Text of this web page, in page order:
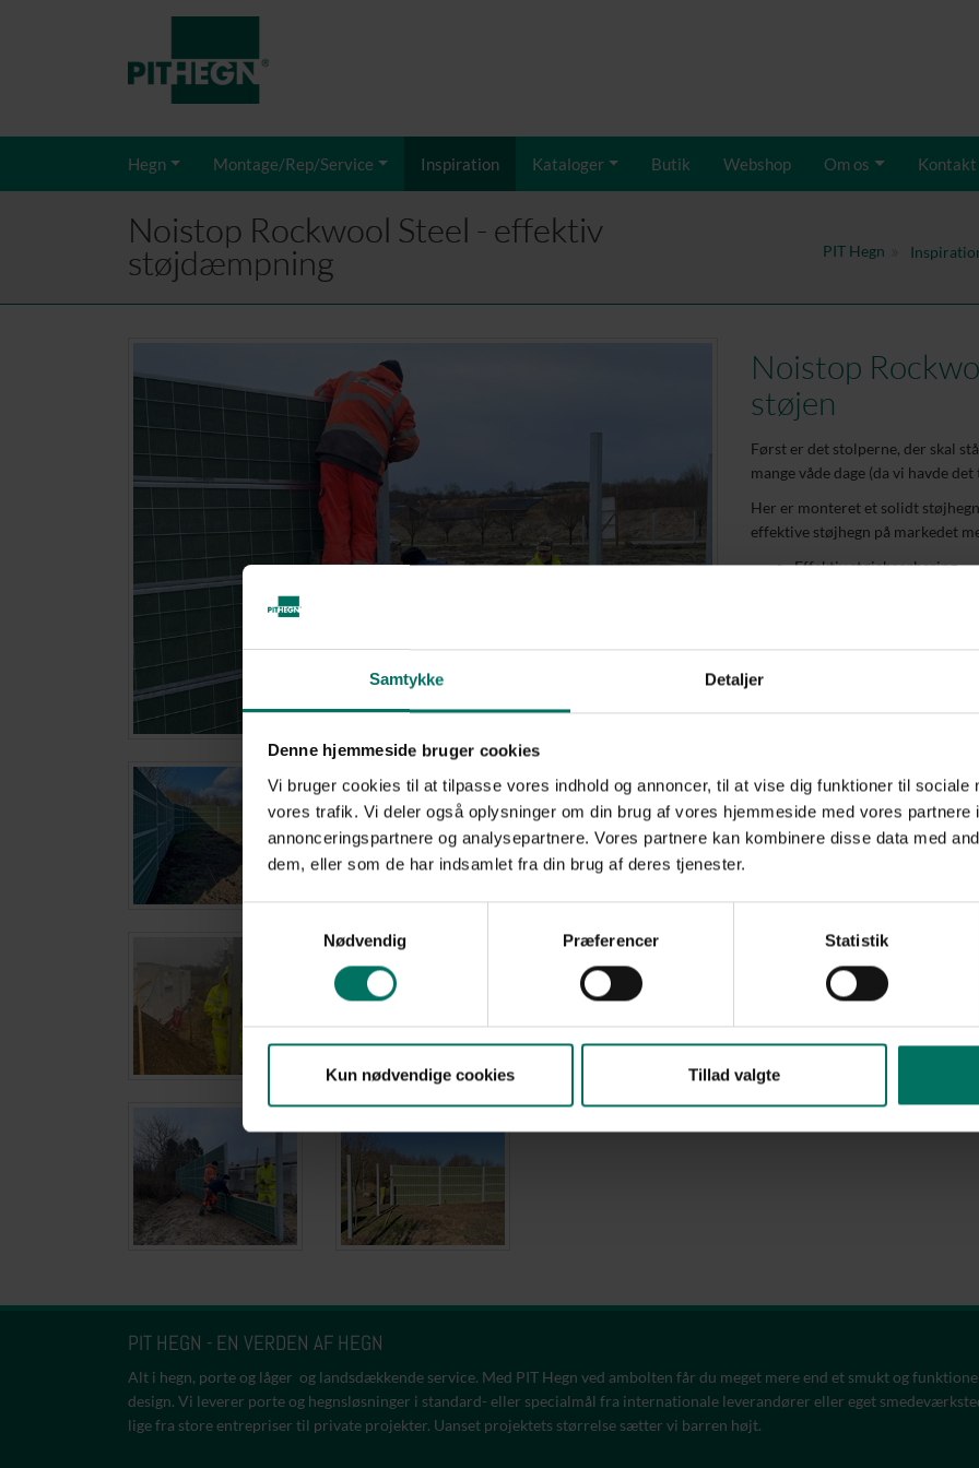
Samtykke Detaljer
Denne hjemmeside bruger cookies
Vi bruger cookies til at tilpasse vores indhold og annoncer, til at vise dig funktioner til sociale
vores trafik. Vi deler også oplysninger om din brug af vores hjemmeside med vores partnere
annonceringspartnere og analysepartnere. Vores partnere kan kombinere disse data med
dem, eller som de har indsamlet fra din brug af deres tjenester.
Nødvendig
Præferencer Statistik
Kun nødvendige cookies Tillad valgte
Hegn Montage/Rep/Service Inspiration Kataloger Butik Webshop Om os Kontakt
Noistop Rockwool Steel - effektiv
støjdæmpning PIT Hegn
Noistop
støjen
Først er det stolperne, der skal
mange våde dage (da vi havde
Her er monteret et solidt
effektive støjhegn på markedet
Effektiv støjabsorbering
Vedligeholdelsesfrit,
Materialer af bedste
Hegnet her er holdt i den simple
front. For at imødekomme det
Galvaniserede stolper,
PIT Hegn's bedste anbefaling til
Noistop Steel fra Rockwool er
hegn på markedet. Det er en
OPSAT i 2024
PIT HEGN - EN VERDEN AF HEGN
Alt i hegn, porte og låger og landsdækkende service. Med PIT Hegn ved ambolten får du meget mere end et smukt og
design. Vi leverer porte og hegnsløsninger i standard- eller specialmål fra internationale leverandører eller eget
lige fra store entrepriser til private projekter. Uanset projektets størrelse sætter vi barren højt.